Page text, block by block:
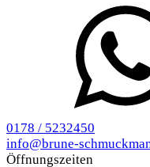
0178 / 5232450
info@brune-
Öffnungszeiten